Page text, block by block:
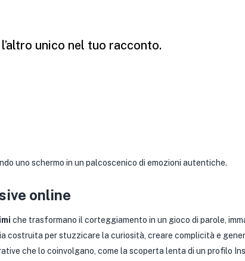
unico nel tuo racconto.
uno schermo in un palcoscenico di emozioni autentiche.
online
che trasformano il corteggiamento in un gioco di parole,
costruita per stuzzicare la curiosità, creare complicità e
che lo coinvolgano, come la scoperta lenta di un profilo